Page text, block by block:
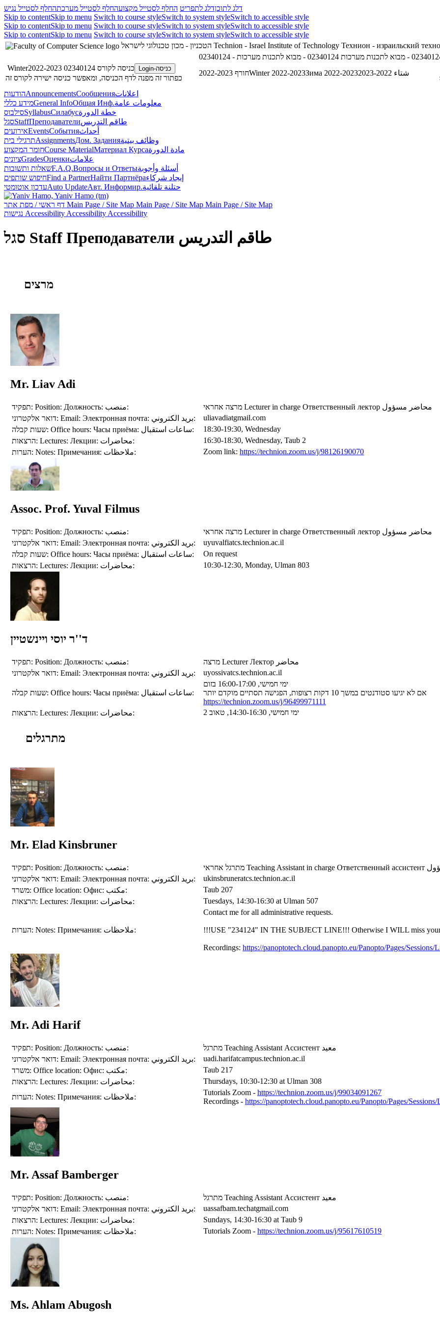
דלג לתוכןדלג לתפריט החלף לסטייל מקצועהחלף לסטייל מערכתהחלף לסטייל נגיש
Skip to contentSkip to menu Switch to course styleSwitch to system styleSwitch to accessible style
Skip to contentSkip to menu Switch to course styleSwitch to system styleSwitch to accessible style
Skip to contentSkip to menu Switch to course styleSwitch to system styleSwitch to accessible style
Technion - Israel Institute of Technology Технион - израильский
- מבוא לתכנות מערכות 02340124 - מבוא לתכנות מערכות
כניסה-Login
כניסה לקורס 02340124 Winter2022-2023
כפתור זה מפנה לדף הכניסה, ומאפשר כניסה ישירה לקורס זה
חורף 2022-2023Winter 2022-2023Зима 2022-2023 شتاء 2022-2023
הודעותAnnouncementsСообщенияاعلانات
מידע כלליGeneral InfoОбщая Инф.معلومات عامة
סילבוסSyllabusСилабусخطة الدورة
סגלStaffПреподавателиطاقم التدريس
אירועיםEventsСобытияأحداث
תרגילי ביתAssignmentsДом. Заданияوظائف بيتية
חומר המקצועCourse MaterialМатериал Курсаمادة الدورة
ציוניםGradesОценкиعلامات
שאלות ותשובותF.A.Q.Вопросы и Ответыأسئلة وأجوبة
חיפוש שותפיםFind a PartnerНайти Партнёраإيجاد شركاء
עדכון אוטומטיAuto UpdateАвт. Информир.حتلنة تلقائية
Main Page / Site Map Main Page / Site Map Main Page / Site Map
Accessibility Accessibility Accessibility
סגל Staff Преподаватели طاقم التدريس
מרצים
Mr. Liav Adi
תפקיד: Position: Должность: منصب: מרצה אחראי Lecturer in charge Ответственный лектор محاضر مسؤول
דואר אלקטרוני: Email: Электронная почта: بريد الكتروني:
uliavadiatgmail.com
שעות קבלה: Office hours: Часы приёма: ساعات استقبال:
18:30-19:30, Wednesday
הרצאות: Lectures: Лекции: محاضرات:
16:30-18:30, Wednesday, Taub 2
הערות: Notes: Примечания: ملاحظات: Zoom link: https://technion.zoom.us/j/98126190070
Assoc. Prof. Yuval Filmus
תפקיד: Position: Должность: منصب: מרצה אחראי Lecturer in charge Ответственный лектор محاضر مسؤول
דואר אלקטרוני: Email: Электронная почта: بريد الكتروني:
uyuvalfiatcs.technion.ac.il
שעות קבלה: Office hours: Часы приёма: ساعات استقبال:
On request
הרצאות: Lectures: Лекции: محاضرات: 10:30-12:30, Monday, Ulman 803
ד''ר יוסי ויינשטיין
תפקיד: Position: Должность: منصب: מרצה Lecturer Лектор محاضر
דואר אלקטרוני: Email: Электронная почта: بريد الكتروني: uyossivatcs.technion.ac.il
שעות קבלה: Office hours: Часы приёма: ساعات استقبال:
ימי חמישי, 16:00-17:00 בזום
אם לא יגיעו סטודנטים במשך 10 דקות רצופות, הפגישה תסתיים מוקדם יותר
https://technion.zoom.us/j/96499971111
הרצאות: Lectures: Лекции: محاضرات: ימי חמישי, 14:30-16:30, טאוב 2
מתרגלים
Mr. Elad Kinsbruner
תפקיד: Position: Должность: منصب: מתרגל אחראי Teaching Assistant in charge Ответственный ассистент
דואר אלקטרוני: Email: Электронная почта: بريد الكتروني:
ukinsbruneratcs.technion.ac.il
משרד: Office location: Офис: مكتب:
Taub 207
הרצאות: Lectures: Лекции: محاضرات: Tuesdays, 14:30-16:30 at Ulman 507
הערות: Notes: Примечания: ملاحظات:
Contact me for all administrative requests.
!!!USE "234124" IN THE SUBJECT LINE!!! Otherwise I WILL miss
Recordings: https://panoptotech.cloud.panopto.eu/Panopto/Pages/
Mr. Adi Harif
תפקיד: Position: Должность: منصب: מתרגל Teaching Assistant Ассистент معيد
דואר אלקטרוני: Email: Электронная почта: بريد الكتروني:
uadi.harifatcampus.technion.ac.il
משרד: Office location: Офис: مكتب:
Taub 217
הרצאות: Lectures: Лекции: محاضرات:
Thursdays, 10:30-12:30 at Ulman 308
הערות: Notes: Примечания: ملاحظات:
Tutorials Zoom - https://technion.zoom.us/j/99034091267
Recordings - https://panoptotech.cloud.panopto.eu/Panopto/Pages/
Mr. Assaf Bamberger
תפקיד: Position: Должность: منصب: מתרגל Teaching Assistant Ассистент معيد
דואר אלקטרוני: Email: Электронная почта: بريد الكتروني:
uassafbam.techatgmail.com
הרצאות: Lectures: Лекции: محاضرات:
Sundays, 14:30-16:30 at Taub 9
הערות: Notes: Примечания: ملاحظات: Tutorials Zoom - https://technion.zoom.us/j/95617610519
Ms. Ahlam Abugosh